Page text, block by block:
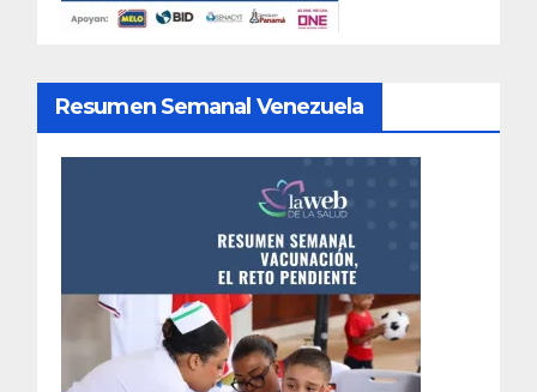
Resumen Semanal Venezuela